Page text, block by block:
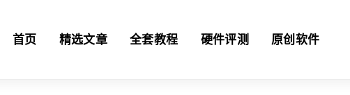
首页 精选文章 全套教程 硬件评测 原创软件